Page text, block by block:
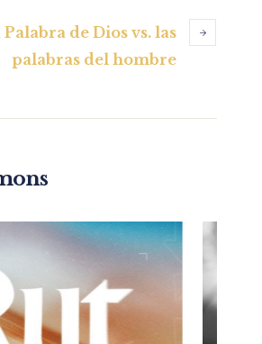
Palabra de Dios vs. las
palabras del hombre